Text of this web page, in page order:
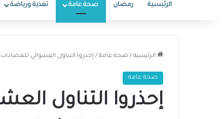
الرئيسية رمضان صحة عامة تغذية ورياضة
الرئيسية / صحة عامة / إحذروا التناول العشوائي
صحة عامة
إحذروا التناول